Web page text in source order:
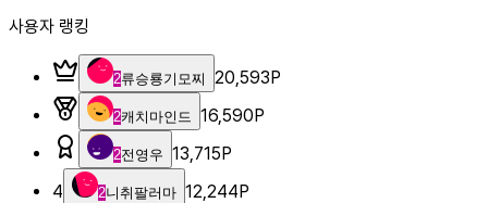
사용자 랭킹
2류승룡기모찌 20,593P
2캐치마인드 16,590P
2전영우 13,715P
4
2니취팔러마 12,244P